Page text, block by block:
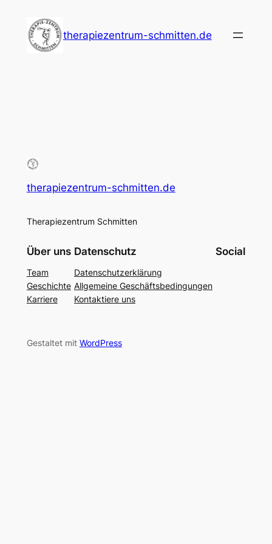
Inhalt
springen
therapiezentrum-schmitten.de
therapiezentrum-schmitten.de
Therapiezentrum Schmitten
Über uns
Team
Geschichte
Karriere
Datenschutz
Datenschutzerklärung
Allgemeine Geschäftsbedingungen
Kontaktiere uns
Social
Gestaltet mit WordPress